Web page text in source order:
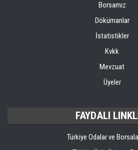
Borsamız
Dökümanlar
İstatistikler
Kvkk
Mevzuat
Üyeler
FAYDALI
Türkiye Odalar ve